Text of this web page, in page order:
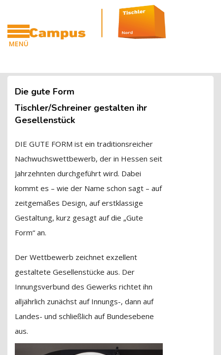
MENÜ
Zum Hauptinhalt
Blöcke
Blöcke
Die gute Form
Tischler/Schreiner gestalten ihr
Gesellenstück
DIE GUTE FORM ist ein traditionsreicher
Nachwuchswettbewerb, der in Hessen seit
Jahrzehnten durchgeführt wird. Dabei
kommt es – wie der Name schon sagt – auf
zeitgemäßes Design, auf erstklassige
Gestaltung, kurz gesagt auf die „Gute
Form“ an.
Der Wettbewerb zeichnet exzellent
gestaltete Gesellenstücke aus. Der
Innungsverbund des Gewerks richtet ihn
alljährlich zunächst auf Innungs-, dann auf
Landes- und schließlich auf Bundesebene
aus.